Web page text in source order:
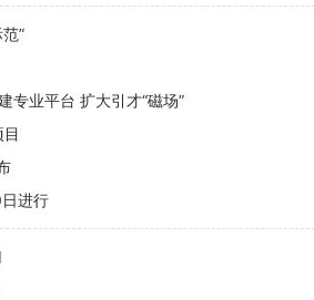
”
专业平台 扩大引才“磁场”
进行